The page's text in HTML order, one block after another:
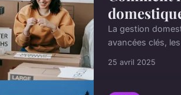
La gestion
avancées clés,
25 avril 2025